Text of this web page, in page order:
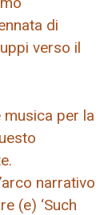
di
verso il
per la
narrativo
(e) ‘Such